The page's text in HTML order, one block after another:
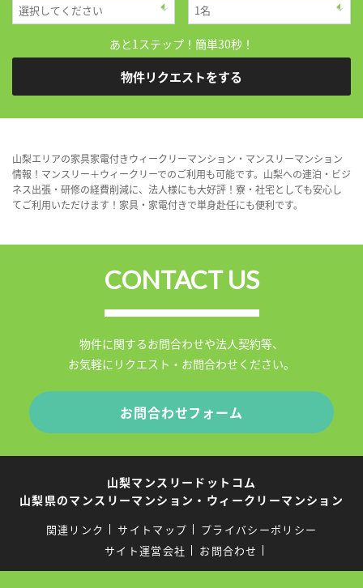
あと1ステップ！簡単30秒！
物件リクエストをする
山梨エリアの家具家電付きウィークリーマンション・マンスリーマンション
情報！マンスリー＋ウィークリーでのご利用も可能です。山梨への連泊・ビジ
ネス出張・研修の経費削減に、法人様にも大好評！寮・社宅としても安心し
てご利用いただけます！家具・家電付きで単身赴任にも便利です。
CONTACT US
物件に関するお問合わせや法人契約等、
お気軽にリクエスト・お問合わせください。
お問合わせフォーム
山梨マンスリードットコム
山梨県のマンスリーマンション・ウィークリーマンション
関連リンク サイトマップ
プライバシーポリシー
サイト運営会社
お問合わせ